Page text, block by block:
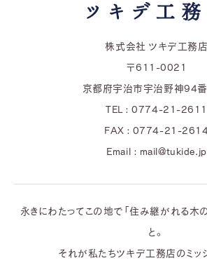
株式会社 ツキデ工務店
〒611-0021
京都府宇治市宇治野神94
TEL : 0774-21-2611
FAX : 0774-21-
Email : mail@tukide.jp
永きにわたってこの地で「住み継がれる木の
と。
それが私たちツキデ工務店のミッ